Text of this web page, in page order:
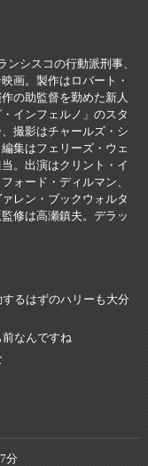
ンシスコの行動派刑事、
画。製作はロバート・
の助監督を勤めた新人
インフェルノ」のスタ
撮影はチャールズ・シ
集はフェリーズ・ウェ
。出演はクリント・イ
ォード・ディルマン、
レン・ブックウォルタ
修は高瀬鎮夫。デラッ
るはずのハリーも大分
なんですね
分